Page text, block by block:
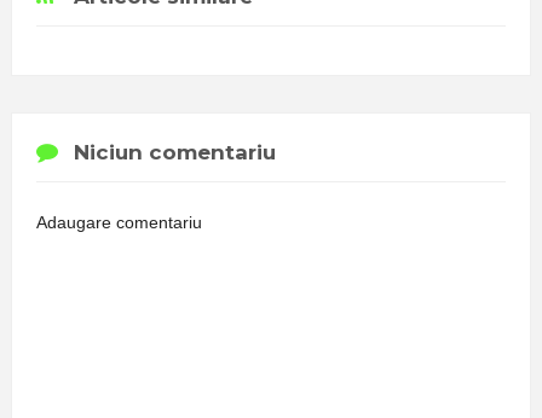
Niciun comentariu
Adaugare comentariu